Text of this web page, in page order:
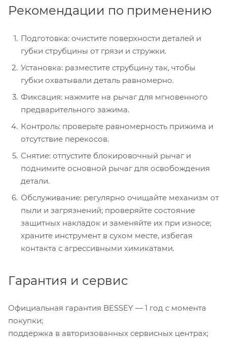
Рекомендации по применению
Подготовка: очистите поверхности деталей и
губки струбцины от грязи и стружки.
Установка: разместите струбцину так, чтобы
губки охватывали деталь равномерно.
Фиксация: нажмите на рычаг для мгновенного
предварительного зажима.
Контроль: проверьте равномерность прижима и
отсутствие перекосов.
Снятие: отпустите блокировочный рычаг и
поднимите основной рычаг для освобождения
детали.
Обслуживание: регулярно очищайте механизм от
пыли и загрязнений; проверяйте состояние
защитных накладок и заменяйте их при износе;
храните инструмент в сухом месте, избегая
контакта с агрессивными химикатами.
Гарантия и сервис
Официальная гарантия BESSEY — 1 год с момента
покупки;
поддержка в авторизованных сервисных центрах;